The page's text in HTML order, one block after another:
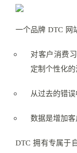
⼀个品牌 DTC ⽹
对客⼾消费
定制个性化的
从过去的错
数据是增加客
DTC 拥有专属于